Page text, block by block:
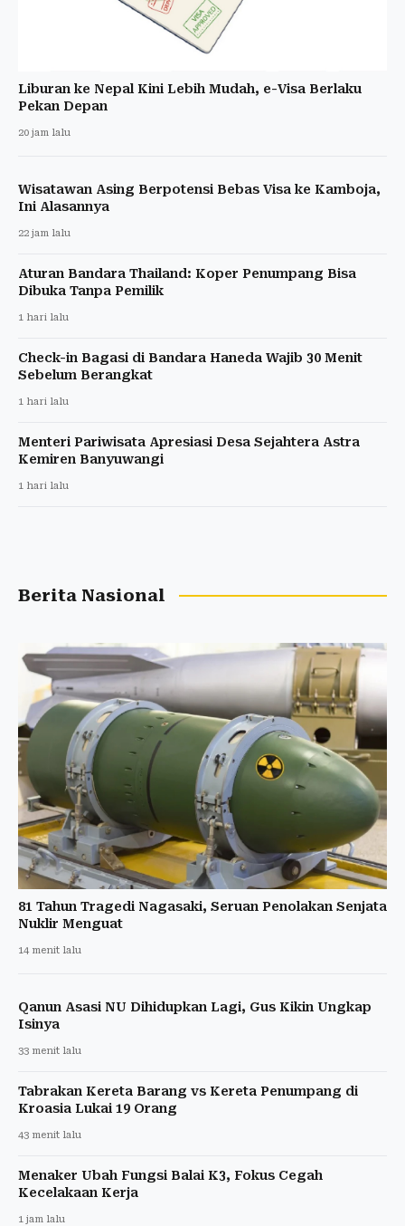
Liburan ke Nepal Kini Lebih Mudah, e-Visa Berlaku
Pekan Depan
20 jam lalu
Wisatawan Asing Berpotensi Bebas Visa ke Kamboja,
Ini Alasannya
22 jam lalu
Aturan Bandara Thailand: Koper Penumpang Bisa
Dibuka Tanpa Pemilik
1 hari lalu
Check-in Bagasi di Bandara Haneda Wajib 30 Menit
Sebelum Berangkat
1 hari lalu
Menteri Pariwisata Apresiasi Desa Sejahtera Astra
Kemiren Banyuwangi
1 hari lalu
Berita Nasional
81 Tahun Tragedi Nagasaki, Seruan Penolakan Senjata
Nuklir Menguat
14 menit lalu
Qanun Asasi NU Dihidupkan Lagi, Gus Kikin Ungkap
Isinya
33 menit lalu
Tabrakan Kereta Barang vs Kereta Penumpang di
Kroasia Lukai 19 Orang
43 menit lalu
Menaker Ubah Fungsi Balai K3, Fokus Cegah
Kecelakaan Kerja
1 jam lalu